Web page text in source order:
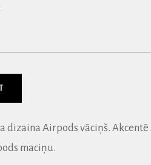
dizaina Airpods vāciņš.
maciņu.